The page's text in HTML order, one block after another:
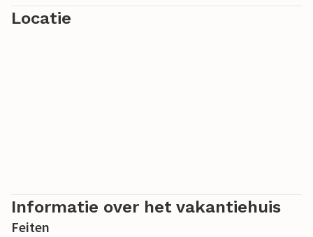
Locatie
Informatie over het vakantiehuis
Feiten